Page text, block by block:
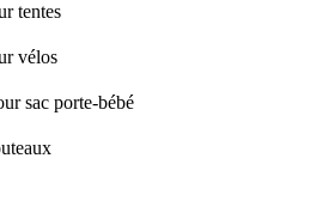
tentes
vélos
sac porte-bébé